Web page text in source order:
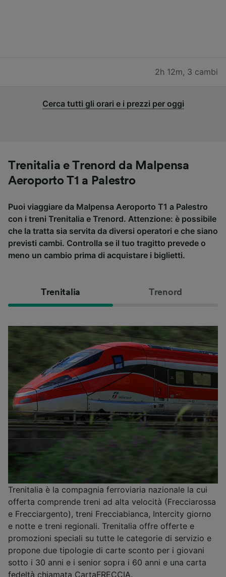
2h 12m, 3 cambi
Cerca tutti gli orari e i prezzi per oggi
Trenitalia e Trenord da Malpensa
Aeroporto T1 a Palestro
Puoi viaggiare da Malpensa Aeroporto T1 a Palestro
con i treni Trenitalia e Trenord. Attenzione: è possibile
che la tratta sia servita da diversi operatori e che siano
previsti cambi. Controlla se il tuo tragitto prevede o
meno un cambio prima di acquistare i biglietti.
Trenitalia Trenord
Trenitalia è la compagnia ferroviaria nazionale la cui
offerta comprende treni ad alta velocità (Frecciarossa
e Frecciargento), treni Frecciabianca, Intercity giorno
e notte e treni regionali. Trenitalia offre offerte e
promozioni speciali su tutte le categorie di servizio e
propone due tipologie di carte sconto per i giovani
sotto i 30 anni e i senior sopra i 60 anni e una carta
fedeltà chiamata CartaFRECCIA.